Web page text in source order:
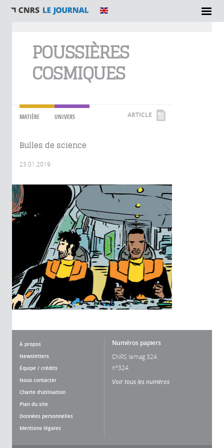
POUSSIÈRES
COSMIQUES
MATIÈRE UNIVERS ARTICLE
Bulles de science
23.01.2019
À propos
Newsletters
Équipe / crédits
Nous contacter
Charte d'utilisation
Plan du site
Données personnelles
Mentions légales
Numéros papiers
CNRS lemag 324
n°324
Voir tous les numéros